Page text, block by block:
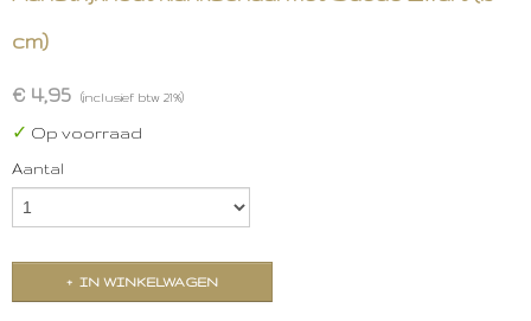
cm)
€ 4,95 (inclusief btw 21%)
✓ Op voorraad
Aantal
IN WINKELWAGEN